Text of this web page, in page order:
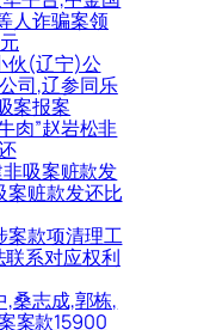
人诈骗案领
伙(辽宁)公
司,辽参同乐
案报案
肉”赵岩松非
吸案赃款发
案赃款发还比
案款项清理工
系对应权利
,桑志成,郭栋,
案款15900